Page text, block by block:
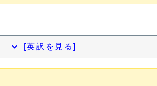
[英訳を見る]